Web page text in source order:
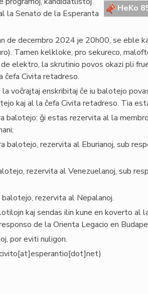
HeKo
la Senato de la Esperanta
de decembro 2024 je 20h00, se eble
Tamen kelkloke, pro sekureco,
elektro, la skrutinio povos okazi pli
ĉefa Civita retadreso.
voĉrajtaj enskribitaj ĉe iu balotejo
kaj al la ĉefa Civita retadreso. Tia
balotejo: ĝi estas rezervita al la
rezervita al Eburianoj, sub
rezervita al Venezuelanoj, sub
rezervita al Nepalanoj.
kaj sendas ilin kune en koverto al
de la Orienta Legacio en
por eviti nuligon.